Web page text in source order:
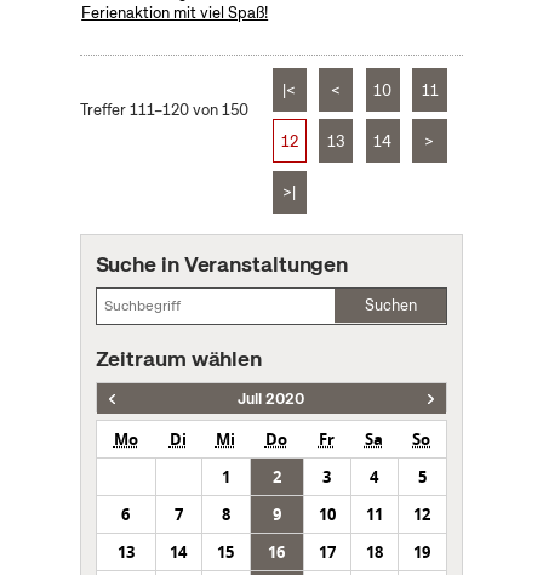
Ferienaktion mit viel Spaß!
Treffer 111–120 von 150
|< < 10 11
12 13 14 >
>|
Suche in Veranstaltungen
Suchen
Zeitraum wählen
Juli 2020
Mo Di Mi Do Fr Sa
So
1
2 3 4
5
6
7 8 9 10 11
12
13
14 15 16 17 18
19